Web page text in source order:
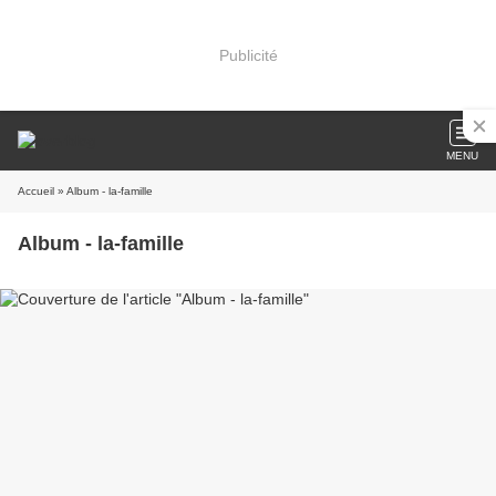
Publicité
MENU
Accueil » Album - la-famille
Album - la-famille